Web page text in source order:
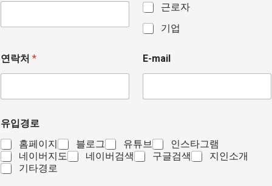
근로자
기업
연락처 * E-mail
유입경로
홈페이지
블로그 유튜브
인스타그램
네이버지도
네이버검색 구글검색
지인소개
기타경로